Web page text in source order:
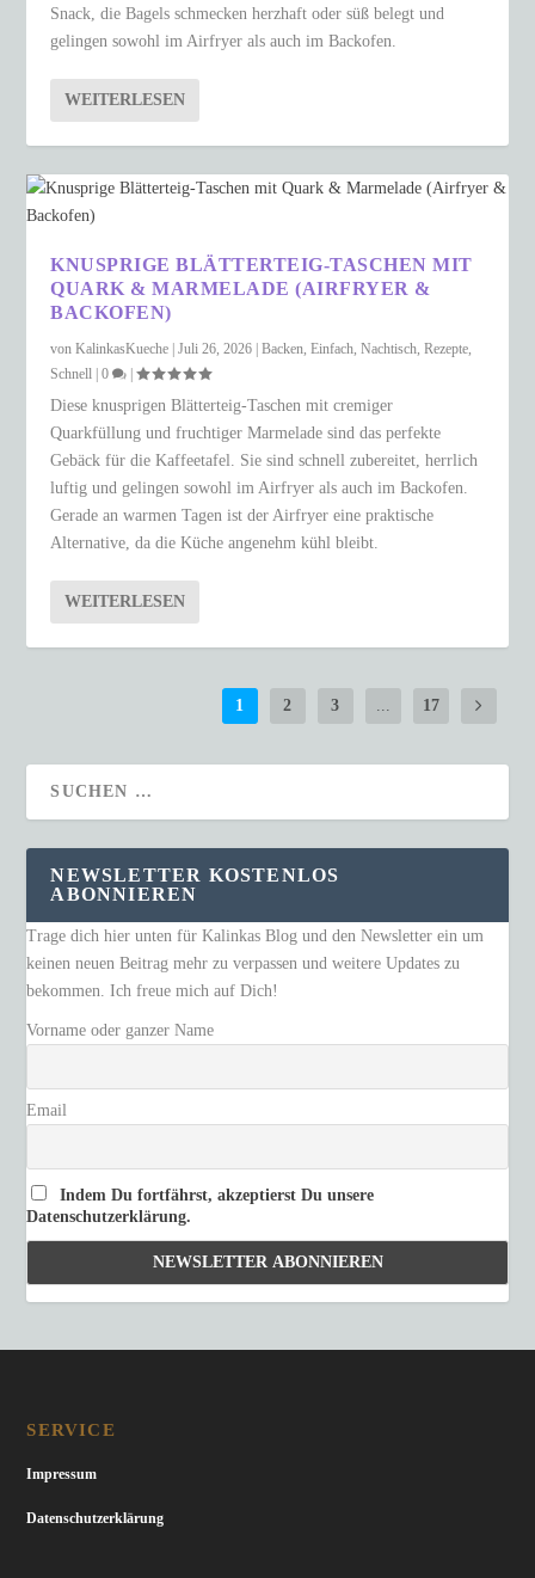
Snack, die Bagels schmecken herzhaft oder süß belegt und
gelingen sowohl im Airfryer als auch im Backofen.
WEITERLESEN
KNUSPRIGE BLÄTTERTEIG-TASCHEN MIT
QUARK & MARMELADE (AIRFRYER &
BACKOFEN)
vonKalinkasKueche |Juli 26, 2026 |Backen ,Einfach ,Nachtisch ,Rezepte
Schnell |0 |
Diese knusprigen Blätterteig-Taschen mit cremiger
Quarkfüllung und fruchtiger Marmelade sind das perfekte
Gebäck für die Kaffeetafel. Sie sind schnell zubereitet, herrlich
luftig und gelingen sowohl im Airfryer als auch im Backofen.
Gerade an warmen Tagen ist der Airfryer eine praktische
Alternative, da die Küche angenehm kühl bleibt.
WEITERLESEN
1 2 3 17
NEWSLETTER KOSTENLOS
ABONNIEREN
Trage dich hier unten für Kalinkas Blog und den Newsletter ein um
keinen neuen Beitrag mehr zu verpassen und weitere Updates zu
bekommen. Ich freue mich auf Dich!
Vorname oder ganzer Name
Email
Indem Du fortfährst, akzeptierst Du unsere
Datenschutzerklärung.
SERVICE
Impressum
Datenschutzerklärung